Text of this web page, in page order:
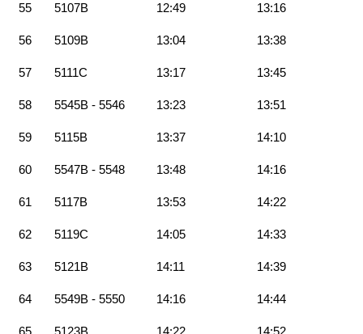
55 5107B 12:49 13:16
56 5109B 13:04 13:38
57 5111C 13:17 13:45
58 5545B - 5546 13:23 13:51
59 5115B 13:37 14:10
60 5547B - 5548 13:48 14:16
61 5117B 13:53 14:22
62 5119C 14:05 14:33
63 5121B 14:11 14:39
64 5549B - 5550 14:16 14:44